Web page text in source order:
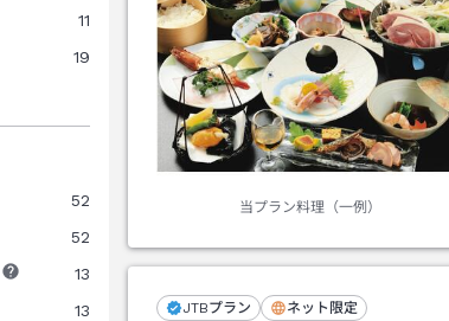
11
19
52
52
13
13
当プラン料理（一例）
JTBプラン ネット限定